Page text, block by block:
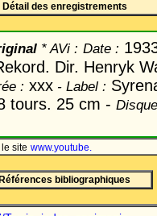
Détail des enregistrements
* AVi : Date :
Dir. Henryk
: xxx - Label :
tours. 25 cm -
site www.youtube.
Références bibliographiques